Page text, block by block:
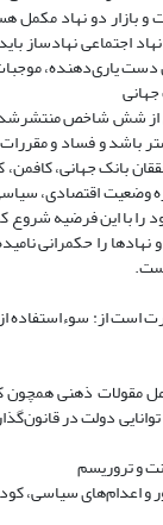
و بازار دو نهاد
نهاد‌ساز باید
دست یاری‌دهنده،
شش شاخص منتشرشده
باشد و فساد و
جهانی، کافمن،
وضعیت اقتصادی،
این محققان کار خود
را حکمرانی
است از:
مقولات ذهنی
دولت در
و تروریسم
و اعدام‌های